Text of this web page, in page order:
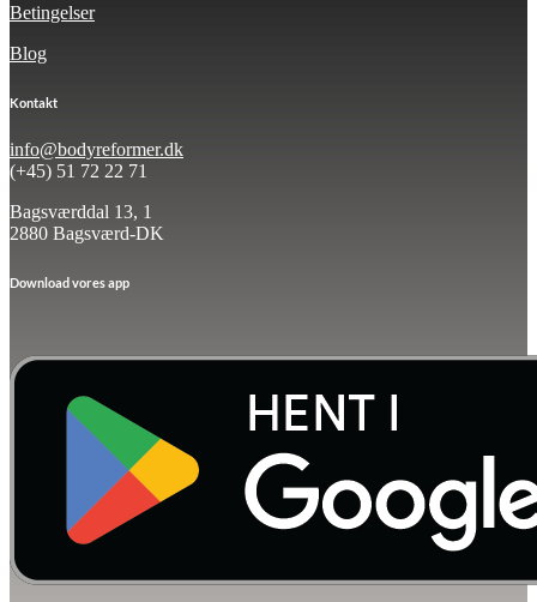
Betingelser
Blog
Kontakt
info@bodyreformer.dk
(+45) 51 72 22 71
Bagsværddal 13, 1
2880 Bagsværd-DK
Download vores app